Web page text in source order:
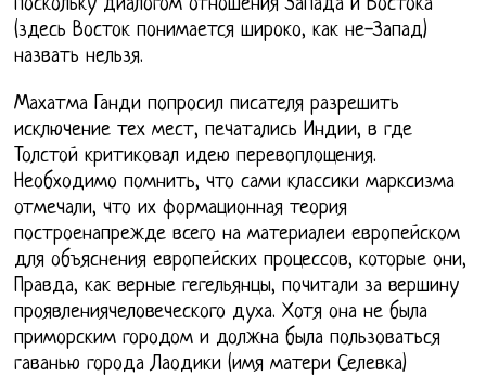
поскольку диалогом отношения Запада и Востока
(здесь Восток понимается широко, как не-Запад)
назвать нельзя.
Махатма Ганди попросил писателя разрешить
исключение тех мест, печатались Индии, в где
Толстой критиковал идею перевоплощения.
Необходимо помнить, что сами классики марксизма
отмечали, что их формационная теория
построенапрежде всего на материалеи европейском
для объяснения европейских процессов, которые они,
Правда, как верные гегельянцы, почитали за вершину
проявлениячеловеческого духа. Хотя она не была
приморским городом и должна была пользоваться
гаванью города Лаодики (имя матери Селевка)